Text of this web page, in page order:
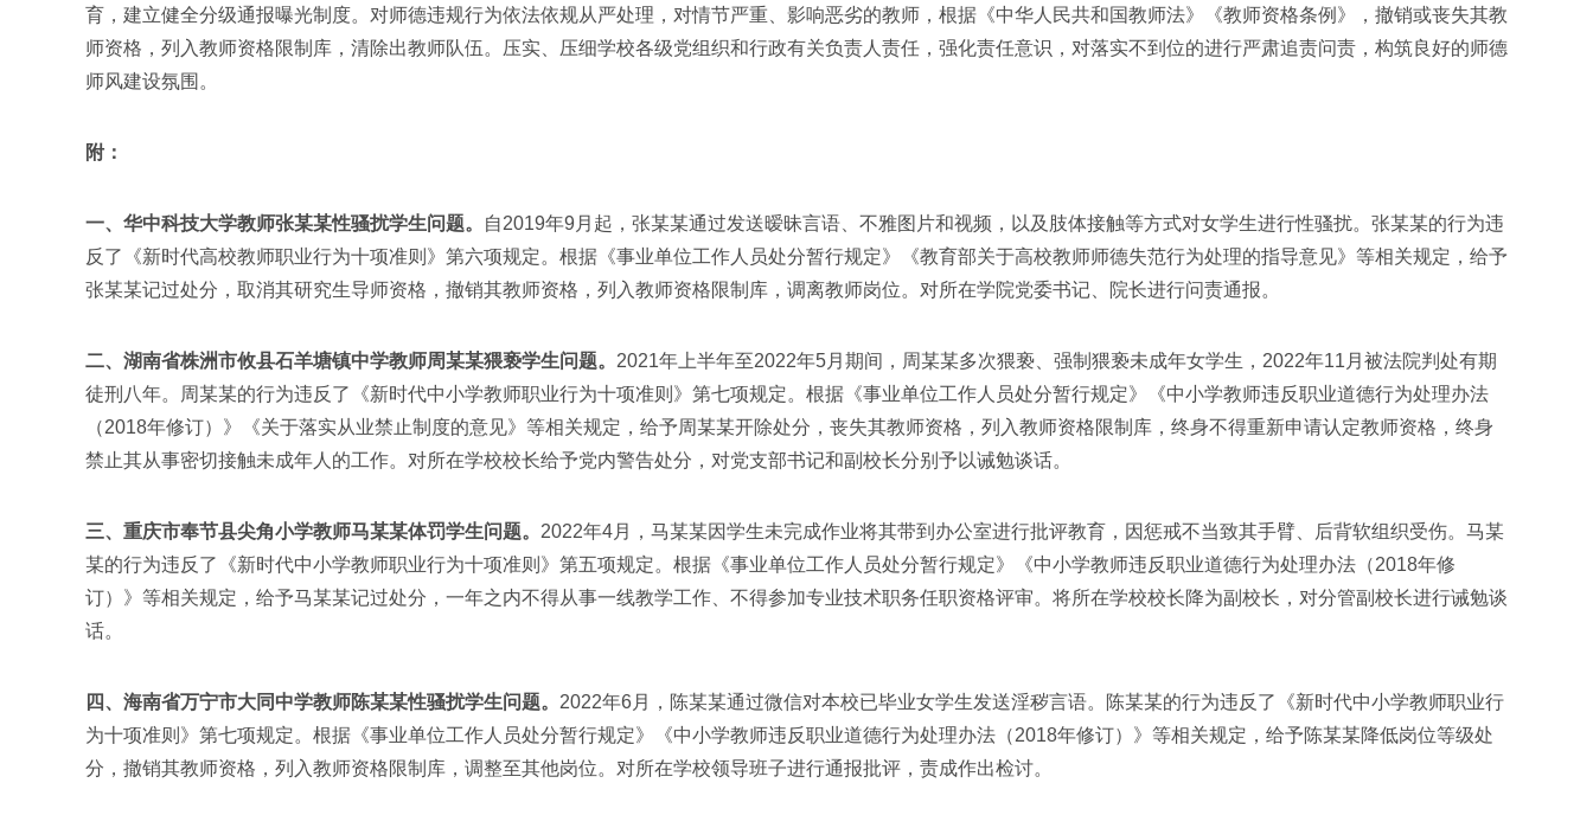
育，建立健全分级通报曝光制度。对师德违规行为依法依规从严处理，对情节严重、影响恶劣的教师，根据《中华人民共和国教师法》《教师资格条例》，撤销或丧失其教
师资格，列入教师资格限制库，清除出教师队伍。压实、压细学校各级党组织和行政有关负责人责任，强化责任意识，对落实不到位的进行严肃追责问责，构筑良好的师德
师风建设氛围。
附：
一、华中科技大学教师张某某性骚扰学生问题。
自2019年9月起，张某某通过发送暧昧言语、不雅图片和视频，以及肢体接触等方式对女学生进行性骚扰。张某某的行为违
反了《新时代高校教师职业行为十项准则》第六项规定。根据《事业单位工作人员处分暂行规定》《教育部关于高校教师师德失范行为处理的指导意见》等相关规定，给予
张某某记过处分，取消其研究生导师资格，撤销其教师资格，列入教师资格限制库，调离教师岗位。对所在学院党委书记、院长进行问责通报。
二、湖南省株洲市攸县石羊塘镇中学教师周某某猥亵学生问题。 2021年上半年至2022年5月期间，周某某多次猥亵、强制猥亵未成年女学生，2022年11月被法院判处有期
徒刑八年。周某某的行为违反了《新时代中小学教师职业行为十项准则》第七项规定。根据《事业单位工作人员处分暂行规定》《中小学教师违反职业道德行为处理办法
（2018年修订）》《关于落实从业禁止制度的意见》等相关规定，给予周某某开除处分，丧失其教师资格，列入教师资格限制库，终身不得重新申请认定教师资格，终身
禁止其从事密切接触未成年人的工作。对所在学校校长给予党内警告处分，对党支部书记和副校长分别予以诫勉谈话。
三、重庆市奉节县尖角小学教师马某某体罚学生问题。 2022年4月，马某某因学生未完成作业将其带到办公室进行批评教育，因惩戒不当致其手臂、后背软组织受伤。马某
某的行为违反了《新时代中小学教师职业行为十项准则》第五项规定。根据《事业单位工作人员处分暂行规定》《中小学教师违反职业道德行为处理办法（2018年修
订）》等相关规定，给予马某某记过处分，一年之内不得从事一线教学工作、不得参加专业技术职务任职资格评审。将所在学校校长降为副校长，对分管副校长进行诫勉谈
话。
四、海南省万宁市大同中学教师陈某某性骚扰学生问题。 2022年6月，陈某某通过微信对本校已毕业女学生发送淫秽言语。陈某某的行为违反了《新时代中小学教师职业行
为十项准则》第七项规定。根据《事业单位工作人员处分暂行规定》《中小学教师违反职业道德行为处理办法（2018年修订）》等相关规定，给予陈某某降低岗位等级处
分，撤销其教师资格，列入教师资格限制库，调整至其他岗位。对所在学校领导班子进行通报批评，责成作出检讨。